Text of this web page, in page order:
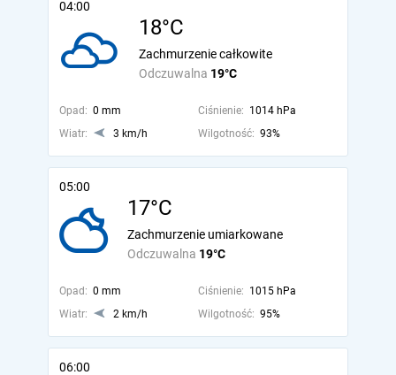
04:00
18°C
Odczuwalna 19°C
Zachmurzenie całkowite
Opad: 0 mm Ciśnienie: 1014 hPa
Wiatr:
3 km/h Wilgotność: 93%
05:00
17°C
Odczuwalna 19°C
Zachmurzenie umiarkowane
Opad: 0 mm Ciśnienie: 1015 hPa
Wiatr:
2 km/h Wilgotność: 95%
06:00